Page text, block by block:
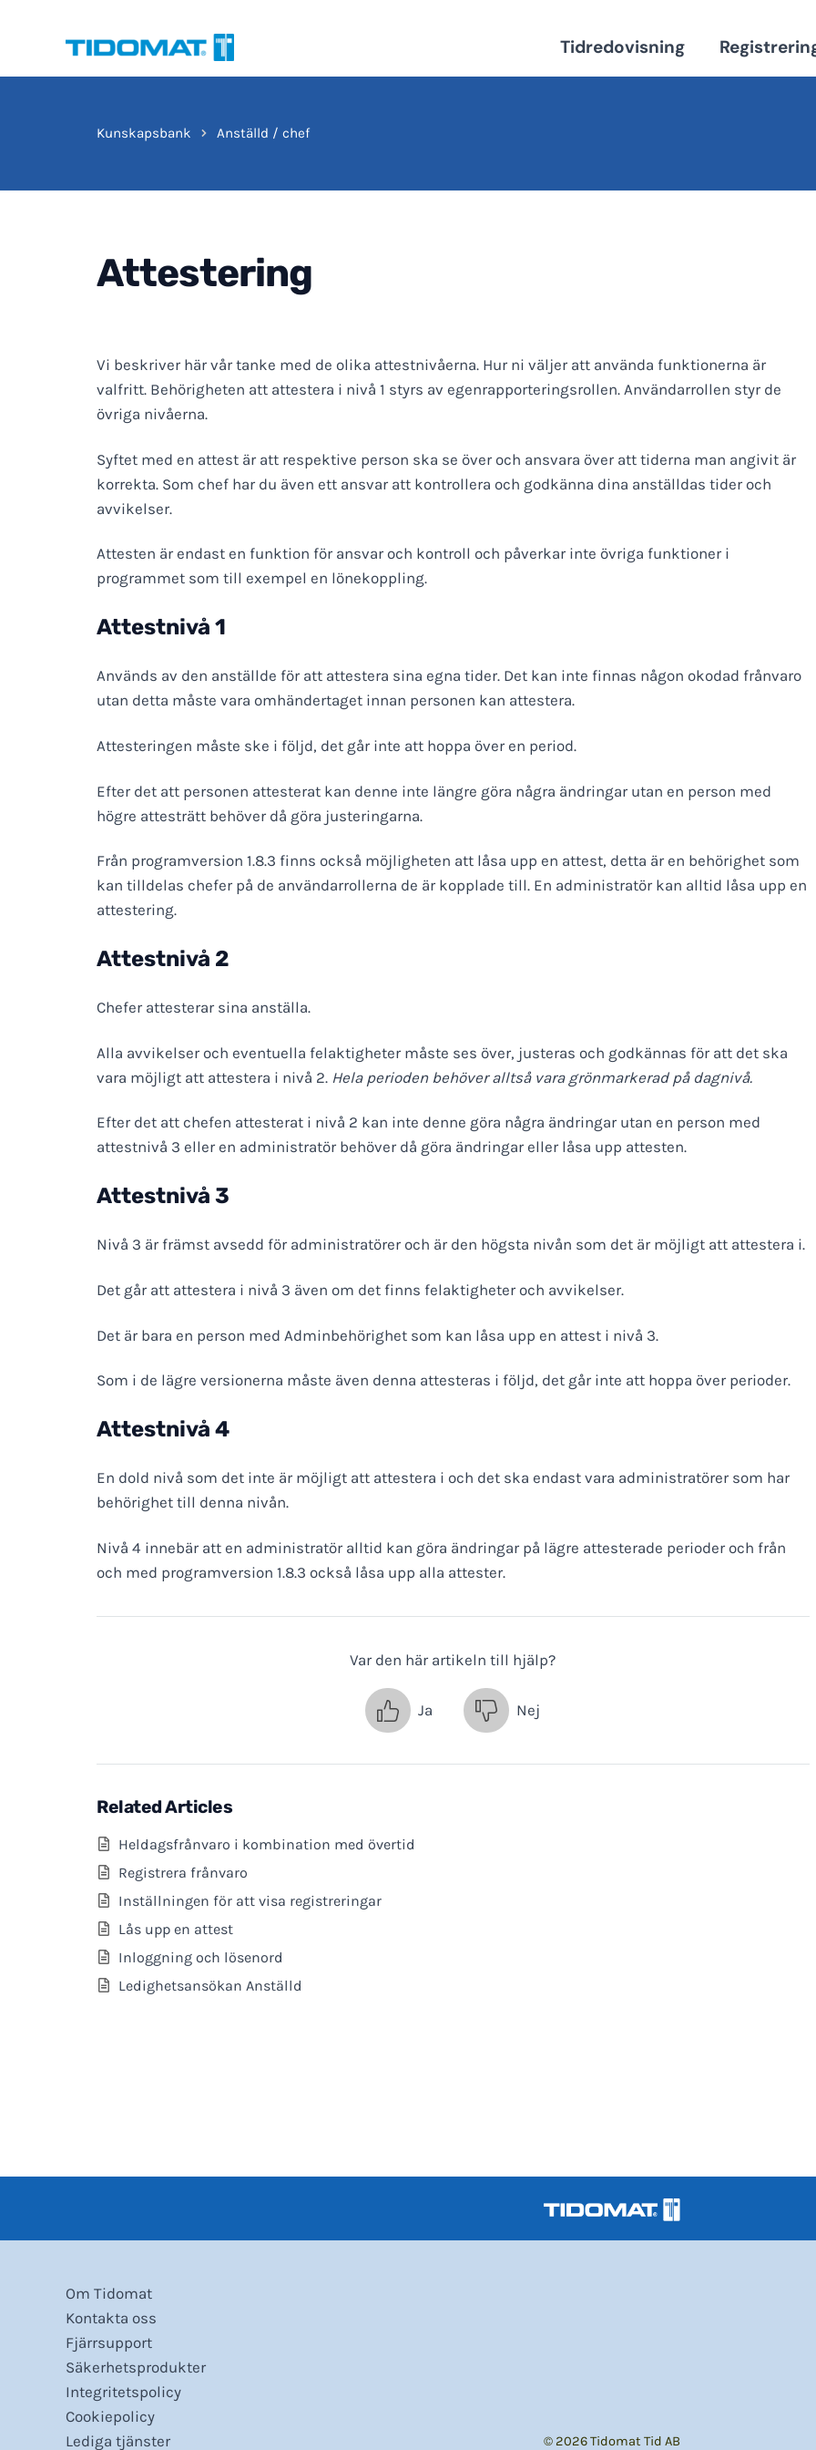
Tidredovisning
Kunskapsbank Anställd / chef
Attestering
Vi beskriver här vår tanke med de olika attestnivåerna. Hur ni väljer att använda funktionerna är
valfritt. Behörigheten att attestera i nivå 1 styrs av egenrapporteringsrollen. Användarrollen styr de
övriga nivåerna.
Syftet med en attest är att respektive person ska se över och ansvara över att tiderna man angivit är
korrekta. Som chef har du även ett ansvar att kontrollera och godkänna dina anställdas tider och
avvikelser.
Attesten är endast en funktion för ansvar och kontroll och påverkar inte övriga funktioner i
programmet som till exempel en lönekoppling.
Attestnivå 1
Används av den anställde för att attestera sina egna tider. Det kan inte finnas någon okodad frånvaro
utan detta måste vara omhändertaget innan personen kan attestera.
Attesteringen måste ske i följd, det går inte att hoppa över en period.
Efter det att personen attesterat kan denne inte längre göra några ändringar utan en person med
högre attesträtt behöver då göra justeringarna.
Från programversion 1.8.3 finns också möjligheten att låsa upp en attest, detta är en behörighet som
kan tilldelas chefer på de användarrollerna de är kopplade till. En administratör kan alltid låsa upp en
attestering.
Attestnivå 2
Chefer attesterar sina anställa.
Alla avvikelser och eventuella felaktigheter måste ses över, justeras och godkännas för att det ska
vara möjligt att attestera i nivå 2. Hela perioden behöver alltså vara grönmarkerad på dagnivå.
Efter det att chefen attesterat i nivå 2 kan inte denne göra några ändringar utan en person med
attestnivå 3 eller en administratör behöver då göra ändringar eller låsa upp attesten.
Attestnivå 3
Nivå 3 är främst avsedd för administratörer och är den högsta nivån som det är möjligt att attestera i.
Det går att attestera i nivå 3 även om det finns felaktigheter och avvikelser.
Det är bara en person med Adminbehörighet som kan låsa upp en attest i nivå 3.
Som i de lägre versionerna måste även denna attesteras i följd, det går inte att hoppa över perioder.
Attestnivå 4
En dold nivå som det inte är möjligt att attestera i och det ska endast vara administratörer som har
behörighet till denna nivån.
Nivå 4 innebär att en administratör alltid kan göra ändringar på lägre attesterade perioder och från
och med programversion 1.8.3 också låsa upp alla attester.
Var den här artikeln till hjälp?
Ja Nej
Related Articles
Heldagsfrånvaro i kombination med övertid
Registrera frånvaro
Inställningen för att visa registreringar
Lås upp en attest
Inloggning och lösenord
Ledighetsansökan Anställd
Om Tidomat
Kontakta oss
Fjärrsupport
Säkerhetsprodukter
Integritetspolicy
Cookiepolicy
Lediga tjänster
© 2026 Tidomat Tid AB